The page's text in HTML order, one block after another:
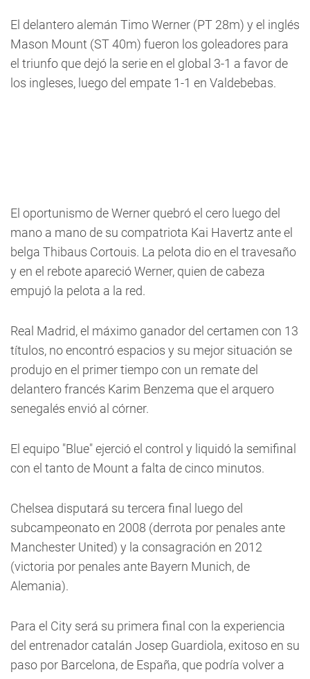
El delantero alemán Timo Werner (PT 28m) y el inglés
Mason Mount (ST 40m) fueron los goleadores para
el triunfo que dejó la serie en el global 3-1 a favor de
los ingleses, luego del empate 1-1 en Valdebebas.
El oportunismo de Werner quebró el cero luego del
mano a mano de su compatriota Kai Havertz ante el
belga Thibaus Cortouis. La pelota dio en el travesaño
y en el rebote apareció Werner, quien de cabeza
empujó la pelota a la red.
Real Madrid, el máximo ganador del certamen con 13
títulos, no encontró espacios y su mejor situación se
produjo en el primer tiempo con un remate del
delantero francés Karim Benzema que el arquero
senegalés envió al córner.
El equipo "Blue" ejerció el control y liquidó la semifinal
con el tanto de Mount a falta de cinco minutos.
Chelsea disputará su tercera final luego del
subcampeonato en 2008 (derrota por penales ante
Manchester United) y la consagración en 2012
(victoria por penales ante Bayern Munich, de
Alemania).
Para el City será su primera final con la experiencia
del entrenador catalán Josep Guardiola, exitoso en su
paso por Barcelona, de España, que podría volver a